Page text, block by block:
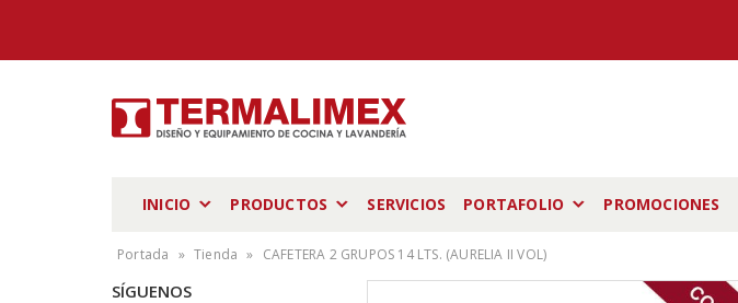
INICIO PRODUCTOS SERVICIOS PORTAFOLIO PROMOCIONES
Portada » Tienda » CAFETERA 2 GRUPOS 14 LTS. (AURELIA II VOL)
SÍGUENOS